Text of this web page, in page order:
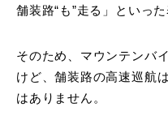
舗装路“も”走る」といっ
そのため、マウンテンバ
けど、舗装路の高速巡航
はありません。